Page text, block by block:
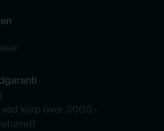
kjøp over 3000,-